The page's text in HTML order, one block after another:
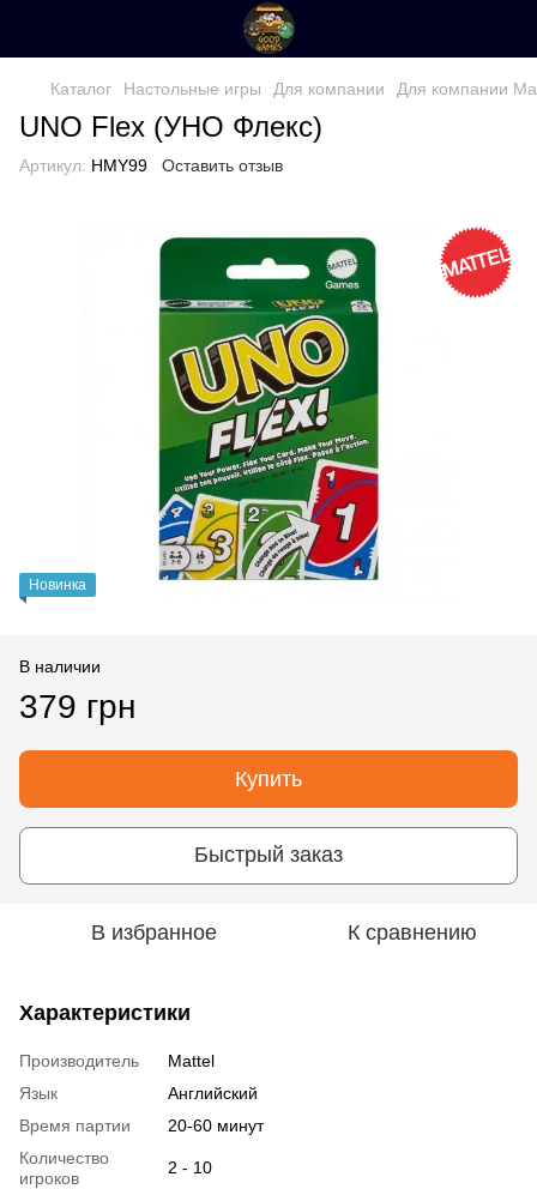
Каталог Настольные игры Для компании Для компании
UNO Flex (УНО Флекс)
Артикул: HMY99 Оставить отзыв
Новинка
В наличии
379 грн
Купить
Быстрый заказ
В избранное К сравнению
Характеристики
Производитель
Mattel
Язык
Английский
Время партии
20-60 минут
Количество
игроков
2 - 10